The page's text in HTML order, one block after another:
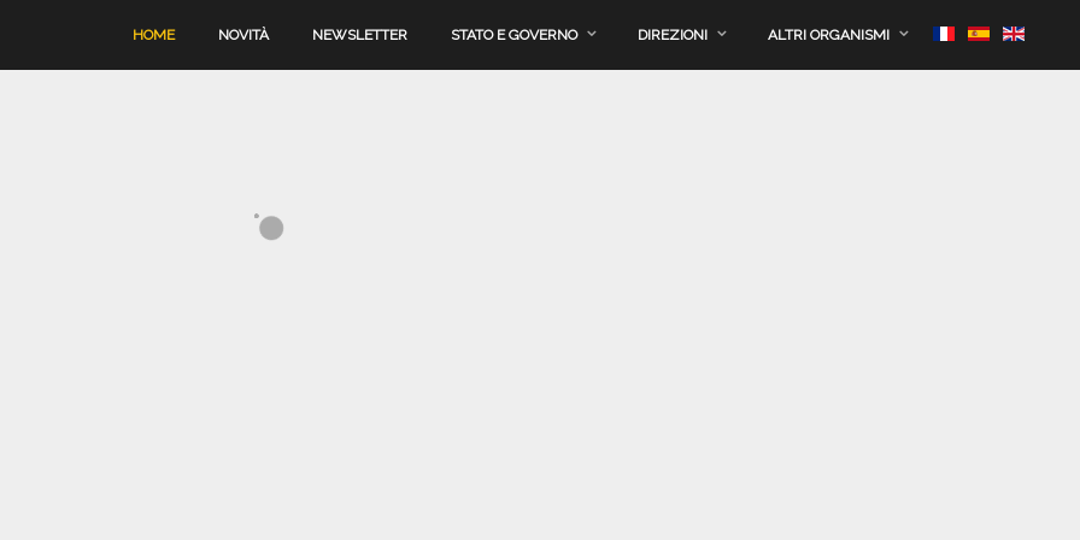
HOME NOVITÀ NEWSLETTER STATO E GOVERNO DIREZIONI ALTRI ORGANISMI